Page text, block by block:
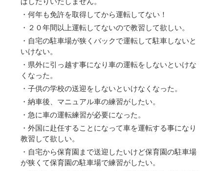
・何年も免許を取得してから運転してない！
・２０年間以上運転してないので教習して欲しい。
・自宅の駐車場が狭くバックで運転して駐車しないと
いけない。
・県外に引っ越す事になり車の運転をしないといけな
くなった。
・子供の学校の送迎をしないといけなくなった。
・納車後、マニュアル車の練習がしたい。
・急に車の運転練習が必要になった。
・外国に赴任することになって車を運転する事になり
教習して欲しい。
・自宅から保育園まで送迎したいけど保育園の駐車場
が狭くて保育園の駐車場で練習がしたい。